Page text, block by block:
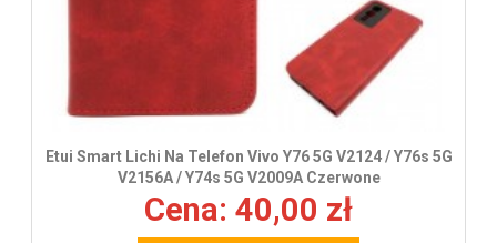
Etui Smart Lichi Na Telefon Vivo Y76 5G V2124 / Y76s 5G
V2156A / Y74s 5G V2009A Czerwone
Cena: 40,00 zł